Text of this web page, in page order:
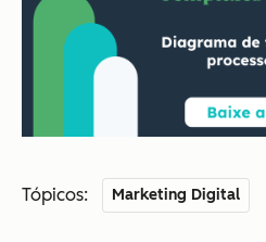
Tópicos: Marketing Digital